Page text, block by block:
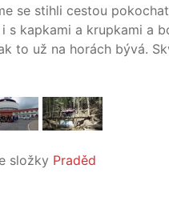
se stihli cestou
s kapkami a krupkami a
to už na horách bývá.
složky Praděd